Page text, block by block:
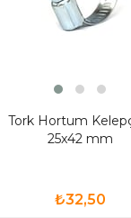
Tork Hortum
25x42 mm
₺32,50